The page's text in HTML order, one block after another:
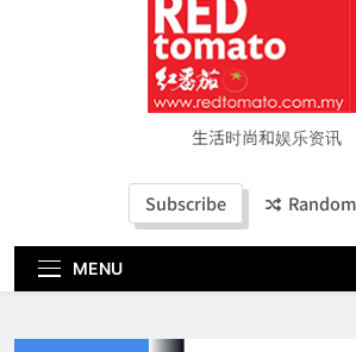
MBEW 2026 Unites Global Stakeholders to
the Future of Business Events
Vietjet Thailand Gears Up for Kuala
Bangkok Service Launch on9 October
Epson reinvents affordable printing with
generation EcoTank Series生活时尚和娱乐资讯
Subscribe
MENU